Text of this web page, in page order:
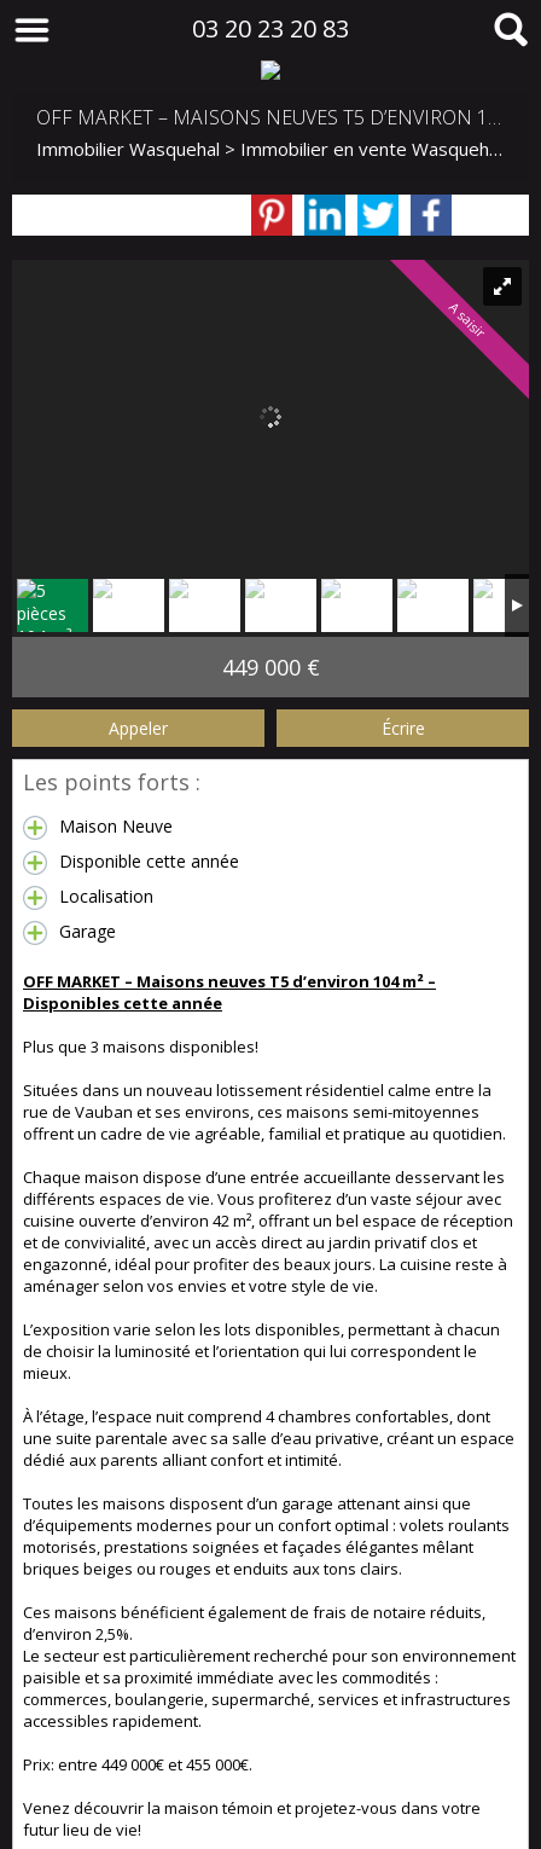
03 20 23 20 83
OFF MARKET – MAISONS NEUVES T5 D’ENVIRON 104 M² – DISPONIBLES CETTE ANNÉE
Immobilier Wasquehal > Immobilier en vente Wasquehal
A saisir
449 000 €
Appeler Écrire
Les points forts :
Maison Neuve
Disponible cette année
Localisation
Garage
OFF MARKET – Maisons neuves T5 d’environ 104 m² –
Disponibles cette année
Plus que 3 maisons disponibles!
Situées dans un nouveau lotissement résidentiel calme entre la
rue de Vauban et ses environs, ces maisons semi-mitoyennes
offrent un cadre de vie agréable, familial et pratique au quotidien.
Chaque maison dispose d’une entrée accueillante desservant les
différents espaces de vie. Vous profiterez d’un vaste séjour avec
cuisine ouverte d’environ 42 m², offrant un bel espace de réception
et de convivialité, avec un accès direct au jardin privatif clos et
engazonné, idéal pour profiter des beaux jours. La cuisine reste à
aménager selon vos envies et votre style de vie.
L’exposition varie selon les lots disponibles, permettant à chacun
de choisir la luminosité et l’orientation qui lui correspondent le
mieux.
À l’étage, l’espace nuit comprend 4 chambres confortables, dont
une suite parentale avec sa salle d’eau privative, créant un espace
dédié aux parents alliant confort et intimité.
Toutes les maisons disposent d’un garage attenant ainsi que
d’équipements modernes pour un confort optimal : volets roulants
motorisés, prestations soignées et façades élégantes mêlant
briques beiges ou rouges et enduits aux tons clairs.
Ces maisons bénéficient également de frais de notaire réduits,
d’environ 2,5%.
Le secteur est particulièrement recherché pour son environnement
paisible et sa proximité immédiate avec les commodités :
commerces, boulangerie, supermarché, services et infrastructures
accessibles rapidement.
Prix: entre 449 000€ et 455 000€.
Venez découvrir la maison témoin et projetez-vous dans votre
futur lieu de vie!